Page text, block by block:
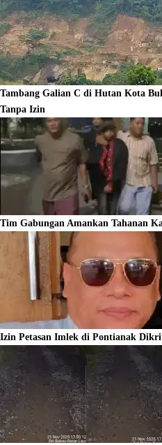
Tambang Galian C di Hutan Kota
Tanpa Izin
Tim Gabungan Amankan Tahanan
Izin Petasan Imlek di Pontianak